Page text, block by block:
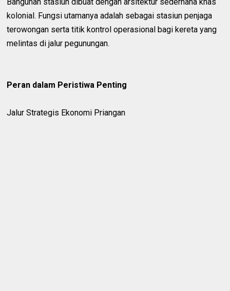
kolonial. Fungsi utamanya adalah sebagai stasiun penjaga
terowongan serta titik kontrol operasional bagi kereta yang
melintas di jalur pegunungan.
Peran dalam Peristiwa Penting
Jalur Strategis Ekonomi Priangan